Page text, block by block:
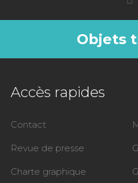
Objets
Accès rapides
Contact
Revue de presse
Charte graphique